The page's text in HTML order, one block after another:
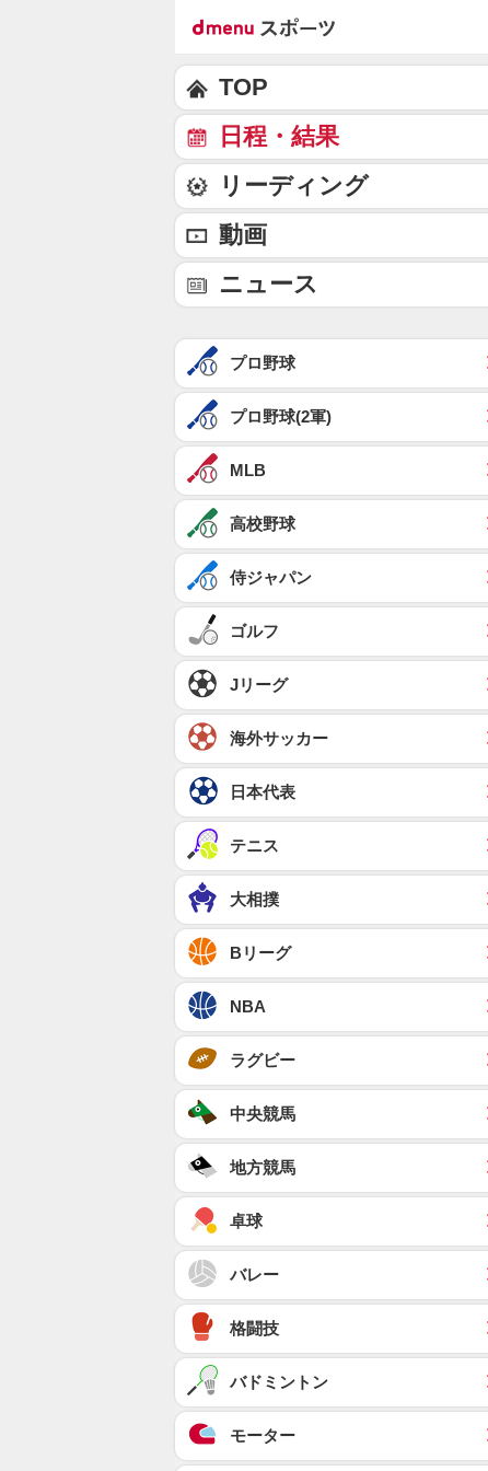
TOP
日程・結果
リーディング
動画
ニュース
プロ野球
プロ野球(2軍)
MLB
高校野球
侍ジャパン
ゴルフ
Jリーグ
海外サッカー
日本代表
テニス
大相撲
Bリーグ
NBA
ラグビー
中央競馬
地方競馬
卓球
バレー
格闘技
バドミントン
モーター